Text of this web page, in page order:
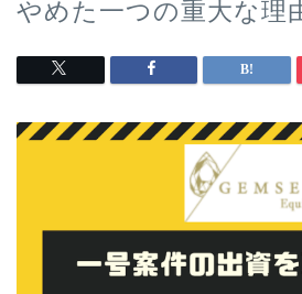
やめた一つの重大な理